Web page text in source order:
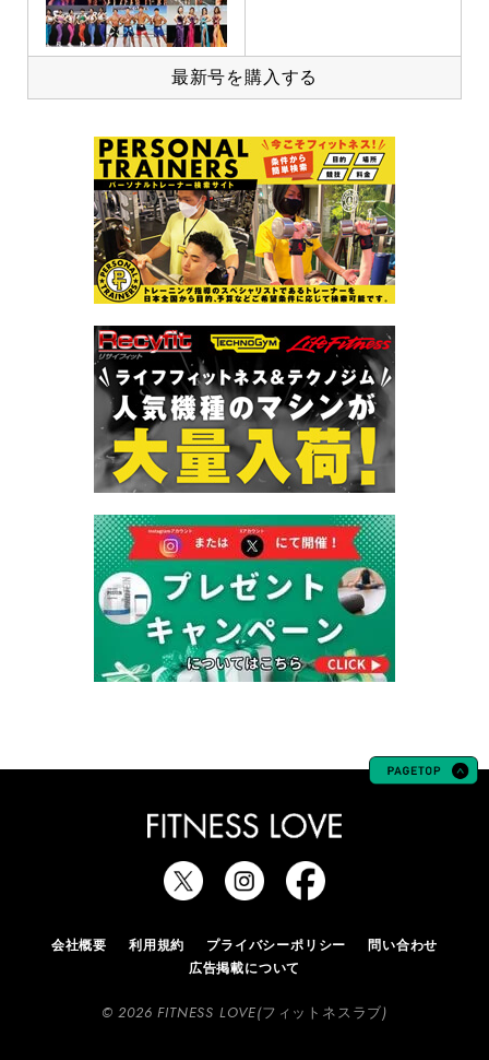
最新号を購入する
会社概要 利用規約 プライバシーポリシー
問い合わせ
広告掲載について
© 2026 FITNESS LOVE(フィットネスラブ)